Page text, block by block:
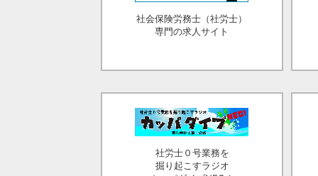
社会保険労務士（社労士）
専門の求人サイト
社労士０号業務を
掘り起こすラジオ